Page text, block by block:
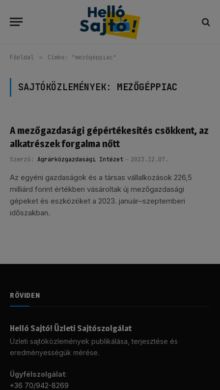
Főoldal » Címke: "mezőgéppiac"
SAJTÓKÖZLEMÉNYEK: MEZŐGÉPPIAC
A mezőgazdasági gépértékesítés csökkent, az
alkatrészek forgalma nőtt
Szerző: Agrárközgazdasági Intézet 2023.12.07.
Az egyéni gazdaságok és a társas vállalkozások 226,5
milliárd forint értékben vásároltak új mezőgazdasági
gépeket és eszközöket a 2023. január–szeptemberi
időszakban.
RÖVIDEN
Helló Sajtó! Üzleti Sajtószolgálat
Üzleti sajtóközlemények publikálása, terjesztése és
eredményességük mérése.
Ügyfélszolgálat:
+36 70/942-8269